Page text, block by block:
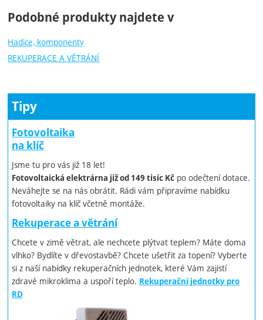
Podobné produkty najdete v
Hadice, komponenty
REKUPERACE A VĚTRÁNÍ
Tipy
Fotovoltaika
na klíč
Jsme tu pro vás již 18 let!
Fotovoltaická elektrárna již od 149 tisíc Kč po odečtení dotace.
Neváhejte se na nás obrátit. Rádi vám připravíme nabídku
fotovoltaiky na klíč včetně montáže.
Rekuperace a větrání
Chcete v zimě větrat, ale nechcete plýtvat teplem? Máte doma
vlhko? Bydlíte v dřevostavbě? Chcete ušetřit za topení? Vyberte
si z naší nabídky rekuperačních jednotek, které Vám zajistí
zdravé mikroklima a uspoří teplo. Rekuperační jednotky pro
RD